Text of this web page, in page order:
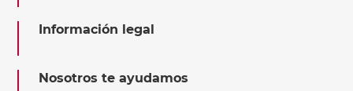
Información legal
Nosotros te ayudamos